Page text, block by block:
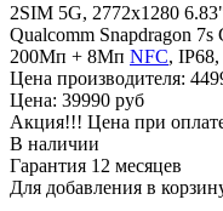
2SIM 5G, 2772x1280
Qualcomm Snapdragon
200Mп + 8Мп NFC,
Цена производителя:
Цена: 39990 руб
Акция!!! Цена при
В наличии
Гарантия 12 месяцев
Для добавления в